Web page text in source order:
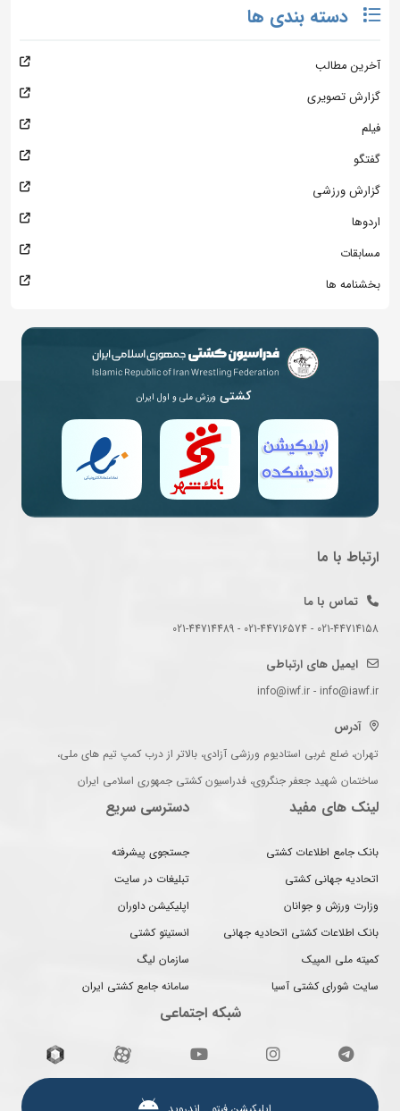
دسته بندی ها
آخرین مطالب
گزارش تصویری
فیلم
گفتگو
گزارش ورزشی
اردوها
مسابقات
بخشنامه ها
کشتی ورزش ملی و اول ایران
ارتباط با ما
تماس با ما
021-44714158 - 021-44716574 - 021-44714489
ایمیل های ارتباطی
info@iwf.ir - info@iawf.ir
آدرس
تهران، ضلع غربی استادیوم ورزشی آزادی، بالاتر از درب کمپ تیم های ملی،
ساختمان شهید جعفر جنگروی، فدراسیون کشتی جمهوری اسلامی ایران
لینک های مفید
بانک جامع اطلاعات کشتی
اتحادیه جهانی کشتی
وزارت ورزش و جوانان
بانک اطلاعات کشتی اتحادیه جهانی
کمیته ملی المپیک
سایت شورای کشتی آسیا
دسترسی سریع
جستجوی پیشرفته
تبلیغات در سایت
اپلیکیشن داوران
انستیتو کشتی
سازمان لیگ
سامانه جامع کشتی ایران
شبکه اجتماعی